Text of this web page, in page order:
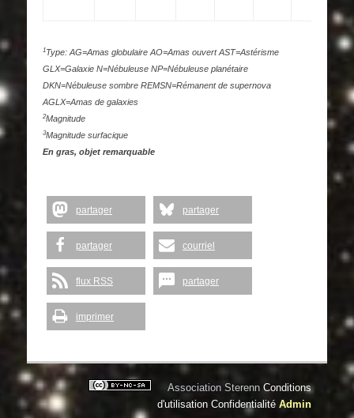
1Type: AG=Amas globulaire AO=Amas ouvert AST=Astérisme
GLX=Galaxie N=Nébuleuse NP=Nébuleuse planétaire
DKN=Nébuleuse sombre REMSN=Rémanent de supernova
AGLX=Amas de galaxies
2Magnitude
3Magnitude surfacique
En gras, objet remarquable
partager partager
partager courriel
flux RSS partager
imprimer
Association Sterenn Conditions
d'utilisation Confidentialité Admin